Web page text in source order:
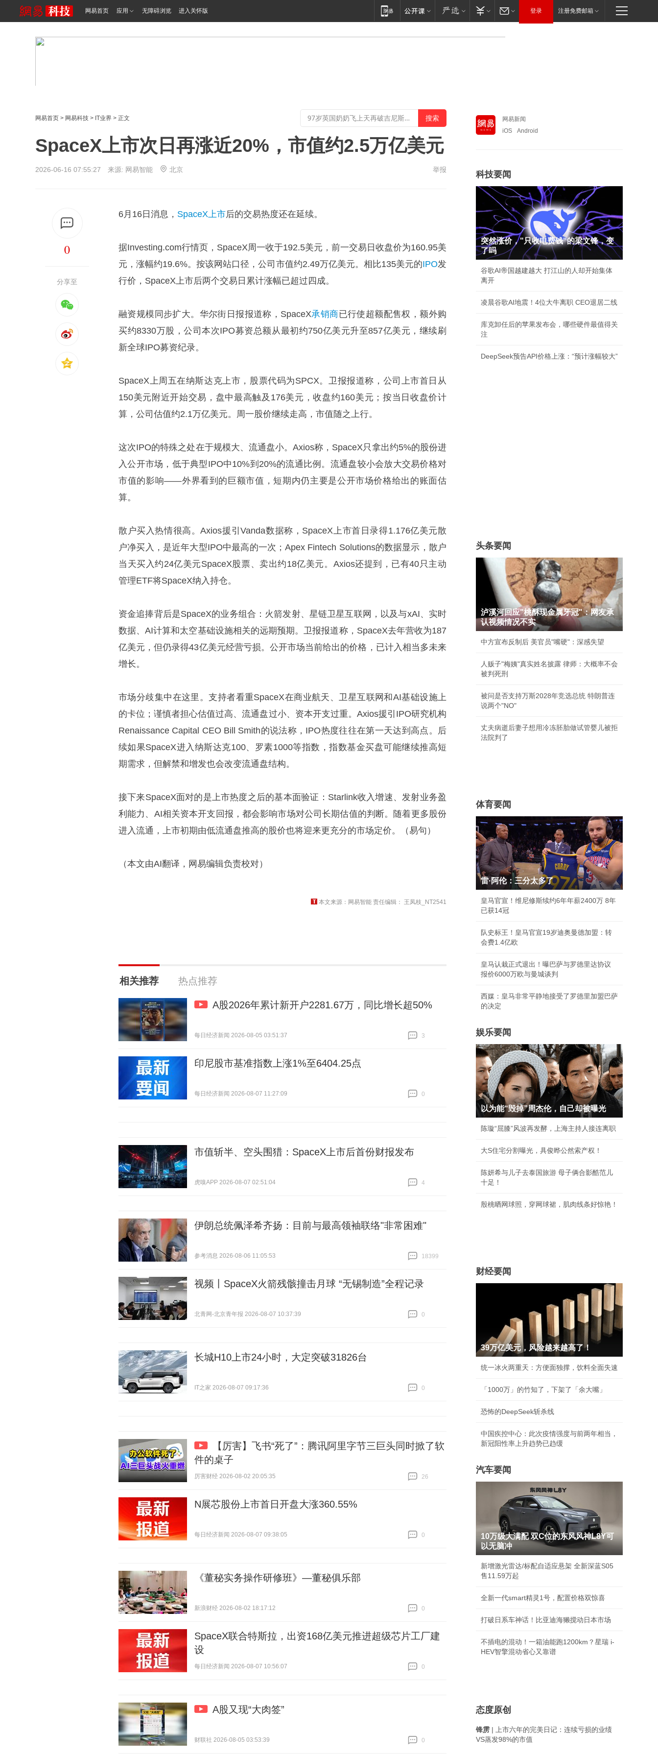
网易首页 应用 无障碍浏览 进入关怀版 登录 注册免费邮箱
网易首页 > 网易科技 > IT业界 > 正文
SpaceX上市次日再涨近20%，市值约2.5万亿美元
2026-06-16 07:55:27 来源: 网易智能 北京 举报
0
分享至
6月16日消息， SpaceX上市后的交易热度还在延续。
据Investing.com行情页，SpaceX周一收于192.5美元，前一交易日收盘价为160.95美
元，涨幅约19.6%。按该网站口径，公司市值约2.49万亿美元。相比135美元的IPO发
行价，SpaceX上市后两个交易日累计涨幅已超过四成。
融资规模同步扩大。华尔街日报报道称，SpaceX承销商已行使超额配售权，额外购
买约8330万股，公司本次IPO募资总额从最初约750亿美元升至857亿美元，继续刷
新全球IPO募资纪录。
SpaceX上周五在纳斯达克上市，股票代码为SPCX。卫报报道称，公司上市首日从
150美元附近开始交易，盘中最高触及176美元，收盘约160美元；按当日收盘价计
算，公司估值约2.1万亿美元。周一股价继续走高，市值随之上行。
这次IPO的特殊之处在于规模大、流通盘小。Axios称，SpaceX只拿出约5%的股份进
入公开市场，低于典型IPO中10%到20%的流通比例。流通盘较小会放大交易价格对
市值的影响——外界看到的巨额市值，短期内仍主要是公开市场价格给出的账面估
算。
散户买入热情很高。Axios援引Vanda数据称，SpaceX上市首日录得1.176亿美元散
户净买入，是近年大型IPO中最高的一次；Apex Fintech Solutions的数据显示，散户
当天买入约24亿美元SpaceX股票、卖出约18亿美元。Axios还提到，已有40只主动
管理ETF将SpaceX纳入持仓。
资金追捧背后是SpaceX的业务组合：火箭发射、星链卫星互联网，以及与xAI、实时
数据、AI计算和太空基础设施相关的远期预期。卫报报道称，SpaceX去年营收为187
亿美元，但仍录得43亿美元经营亏损。公开市场当前给出的价格，已计入相当多未来
增长。
市场分歧集中在这里。支持者看重SpaceX在商业航天、卫星互联网和AI基础设施上
的卡位；谨慎者担心估值过高、流通盘过小、资本开支过重。Axios援引IPO研究机构
Renaissance Capital CEO Bill Smith的说法称，IPO热度往往在第一天达到高点。后
续如果SpaceX进入纳斯达克100、罗素1000等指数，指数基金买盘可能继续推高短
期需求，但解禁和增发也会改变流通盘结构。
接下来SpaceX面对的是上市热度之后的基本面验证：Starlink收入增速、发射业务盈
利能力、AI相关资本开支回报，都会影响市场对公司长期估值的判断。随着更多股份
进入流通，上市初期由低流通盘推高的股价也将迎来更充分的市场定价。（易句）
（本文由AI翻译，网易编辑负责校对）
本文来源：网易智能 责任编辑： 王凤枝_NT2541
相关推荐 热点推荐
A股2026年累计新开户2281.67万，同比增长超50%
每日经济新闻 2026-08-05 03:51:37
3
印尼股市基准指数上涨1%至6404.25点
每日经济新闻 2026-08-07 11:27:09
0
市值斩半、空头围猎：SpaceX上市后首份财报发布
虎嗅APP 2026-08-07 02:51:04
4
伊朗总统佩泽希齐扬：目前与最高领袖联络"非常困难"
参考消息 2026-08-06 11:05:53
18399
视频丨SpaceX火箭残骸撞击月球 “无锡制造”全程记录
北青网-北京青年报 2026-08-07 10:37:39
0
长城H10上市24小时，大定突破31826台
IT之家 2026-08-07 09:17:36
0
【厉害】飞书“死了”：腾讯阿里字节三巨头同时掀了软
件的桌子
厉害财经 2026-08-02 20:05:35
26
N展芯股份上市首日开盘大涨360.55%
每日经济新闻 2026-08-07 09:38:05
0
《董秘实务操作研修班》—董秘俱乐部
新浪财经 2026-08-02 18:17:12
0
SpaceX联合特斯拉，出资168亿美元推进超级芯片工厂建
设
每日经济新闻 2026-08-07 10:56:07
0
A股又现“大肉签”
财联社 2026-08-05 03:53:39
0
网易新闻
iOS
Android
科技要闻
突然涨价，"只收电费钱"的梁文锋，变
了吗
谷歌AI帝国越建越大 打江山的人却开始集体
离开
凌晨谷歌AI地震！4位大牛离职 CEO退居二线
库克卸任后的苹果发布会，哪些硬件最值得关
注
DeepSeek预告API价格上涨：“预计涨幅较大”
头条要闻
泸溪河回应"桃酥现金属牙冠"：网友承
认视频情况不实
中方宣布反制后 美官员"嘴硬"：深感失望
人贩子"梅姨"真实姓名披露 律师：大概率不会
被判死刑
被问是否支持万斯2028年竞选总统 特朗普连
说两个"NO"
丈夫病逝后妻子想用冷冻胚胎做试管婴儿被拒
法院判了
体育要闻
雷·阿伦：三分太多了
皇马官宣！维尼修斯续约6年年薪2400万 8年
已获14冠
队史标王！皇马官宣19岁迪奥曼德加盟：转
会费1.4亿欧
皇马认栽正式退出！曝巴萨与罗德里达协议
报价6000万欧与曼城谈判
西媒：皇马非常平静地接受了罗德里加盟巴萨
的决定
娱乐要闻
以为能“毁掉”周杰伦，自己却被曝光
陈璇“屈膝”风波再发酵，上海主持人接连离职
大S住宅分割曝光，具俊晔公然索产权！
陈妍希与儿子去泰国旅游 母子俩合影酷范儿
十足！
殷桃晒网球照，穿网球裙，肌肉线条好惊艳！
财经要闻
39万亿美元，风险越来越高了！
统一冰火两重天：方便面独撑，饮料全面失速
「1000万」的竹知了，下架了「余大嘴」
恐怖的DeepSeek斩杀线
中国疾控中心：此次疫情强度与前两年相当，
新冠阳性率上升趋势已趋缓
汽车要闻
10万级大满配 双C位的东风风神L8Y可
以无脑冲
新增激光雷达/标配自适应悬架 全新深蓝S05
售11.59万起
全新一代smart精灵1号，配置价格双惊喜
打破日系车神话！比亚迪海獭搅动日本市场
不插电的混动！一箱油能跑1200km？星瑞 i-
HEV智擎混动省心又靠谱
态度原创
锋雳 | 上市六年的完美日记：连续亏损的业绩
VS蒸发98%的市值